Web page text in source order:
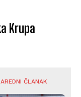
Krupa
ČLANAK